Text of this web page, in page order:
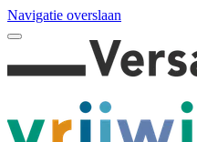
Navigatie overslaan